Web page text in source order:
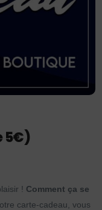
5€)
! Comment ça se
carte-cadeau, vous